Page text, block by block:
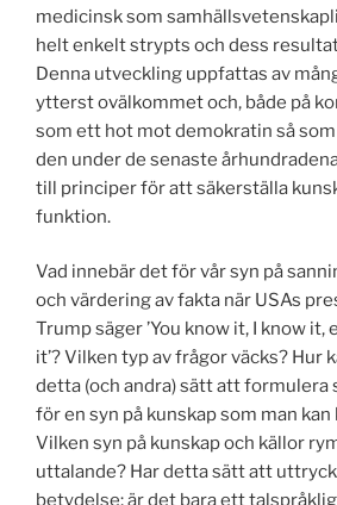
medicinsk som
helt enkelt strypts och dess
Denna utveckling uppfattas av
ytterst ovälkommet och, både på
som ett hot mot demokratin så
den under de senaste
till principer för att säkerställa
funktion.
Vad innebär det för vår syn på
och värdering av fakta när USAs
Trump säger ’You know it, I know it,
it’? Vilken typ av frågor väcks? Hur
detta (och andra) sätt att
för en syn på kunskap som man
Vilken syn på kunskap och källor
uttalande? Har detta sätt att
betydelse; är det bara ett